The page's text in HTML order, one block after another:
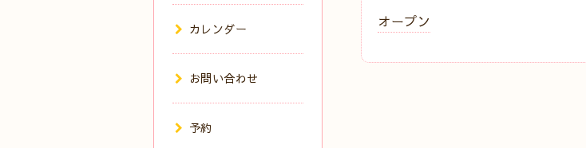
オープン
カレンダー
お問い合わせ
予約